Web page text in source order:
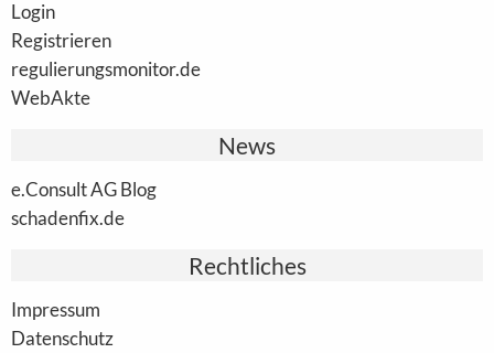
Login
Registrieren
regulierungsmonitor.de
WebAkte
News
e.Consult AG Blog
schadenfix.de
Rechtliches
Impressum
Datenschutz